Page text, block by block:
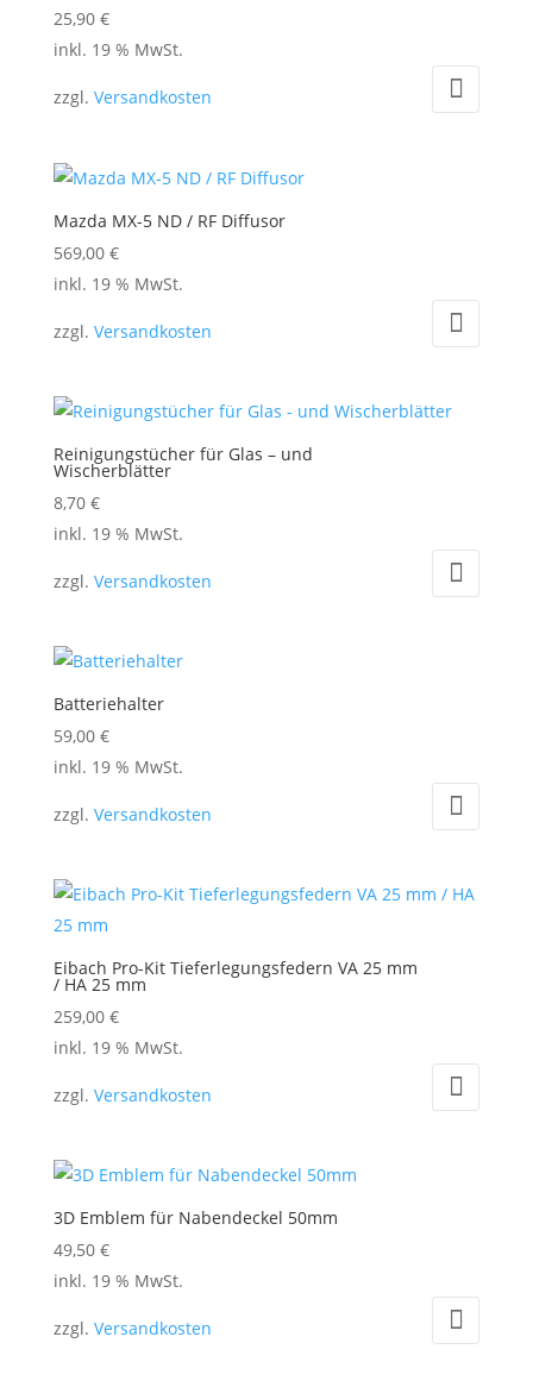
25,90 €
inkl. 19 % MwSt.
zzgl. Versandkosten
Mazda MX-5 ND / RF Diffusor
569,00 €
inkl. 19 % MwSt.
zzgl. Versandkosten
Reinigungstücher für Glas – und
Wischerblätter
8,70 €
inkl. 19 % MwSt.
zzgl. Versandkosten
Batteriehalter
59,00 €
inkl. 19 % MwSt.
zzgl. Versandkosten
Eibach Pro-Kit Tieferlegungsfedern VA 25 mm
/ HA 25 mm
259,00 €
inkl. 19 % MwSt.
zzgl. Versandkosten
3D Emblem für Nabendeckel 50mm
49,50 €
inkl. 19 % MwSt.
zzgl. Versandkosten